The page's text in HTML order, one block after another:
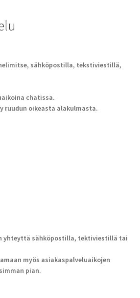
sähköpostilla, tekstiviestillä,
chatissa.
ruudun oikeasta alakulmasta.
yhteyttä sähköpostilla, tektiviestillä tai
myös asiakaspalveluaikojen
pian.